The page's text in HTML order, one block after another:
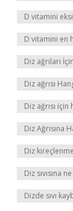
D vitamini
D vitamini en
Diz ağrıları
Diz ağrısı
Diz ağrısı
Diz Ağrısına
Diz
Diz sıvısına
Dizde sıvı